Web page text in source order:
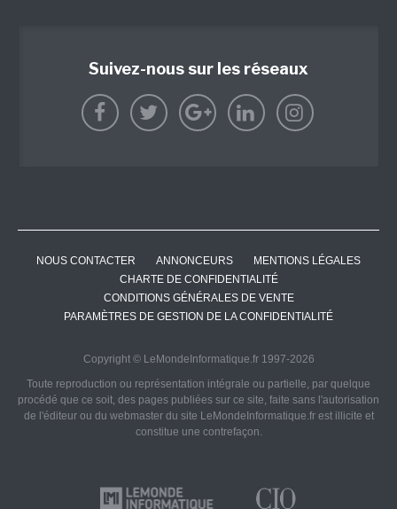
Suivez-nous sur les réseaux
NOUS CONTACTER ANNONCEURS
MENTIONS LÉGALES
CHARTE DE CONFIDENTIALITÉ
CONDITIONS GÉNÉRALES DE VENTE
PARAMÈTRES DE GESTION DE LA CONFIDENTIALITÉ
Copyright © LeMondeInformatique.fr 1997-2026
Toute reproduction ou représentation intégrale ou partielle, par quelque
procédé que ce soit, des pages publiées sur ce site, faite sans l'autorisation
de l'éditeur ou du webmaster du site LeMondeInformatique.fr est illicite et
constitue une contrefaçon.